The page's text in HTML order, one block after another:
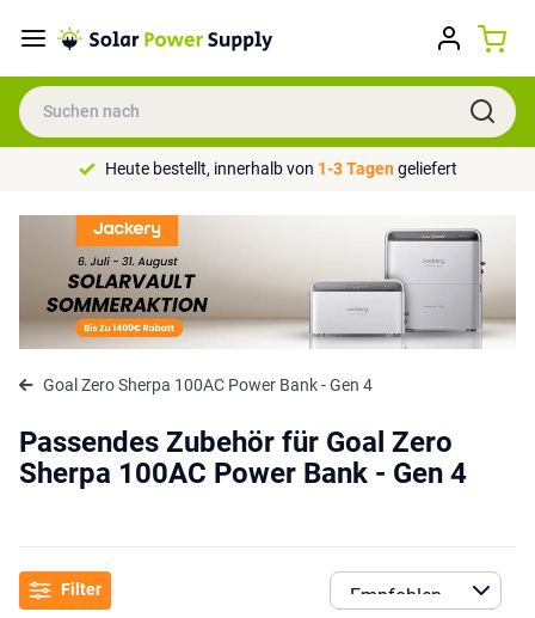
Heute bestellt, innerhalb von 1-3 Tagengeliefert
Goal Zero Sherpa 100AC Power Bank - Gen 4
Passendes Zubehör für Goal Zero
Sherpa 100AC Power Bank - Gen 4
Filter